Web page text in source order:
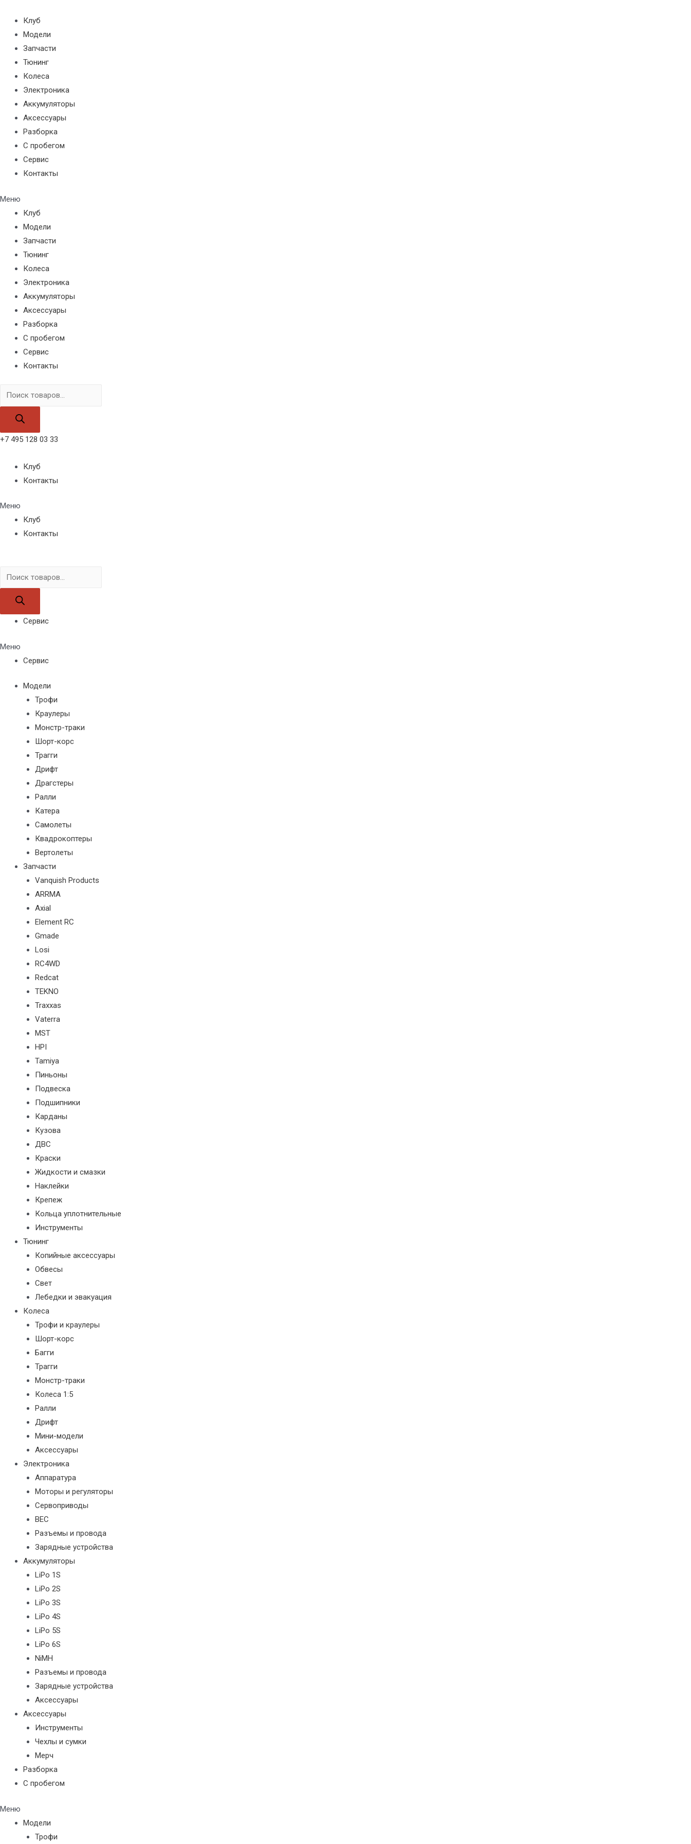
содержимому
Клуб
Модели
Запчасти
Тюнинг
Колеса
Электроника
Аккумуляторы
Аксессуары
Разборка
С пробегом
Сервис
Контакты
Меню
Клуб
Модели
Запчасти
Тюнинг
Колеса
Электроника
Аккумуляторы
Аксессуары
Разборка
С пробегом
Сервис
Контакты
Поиск
товаров
+7 495 128 03 33
Клуб
Контакты
Меню
Клуб
Контакты
Поиск
товаров
Сервис
Меню
Сервис
Модели
Трофи
Краулеры
Монстр-траки
Шорт-корс
Трагги
Дрифт
Драгстеры
Ралли
Катера
Самолеты
Квадрокоптеры
Вертолеты
Запчасти
Vanquish Products
ARRMA
Axial
Element RC
Gmade
Losi
RC4WD
Redcat
TEKNO
Traxxas
Vaterra
MST
HPI
Tamiya
Пиньоны
Подвеска
Подшипники
Карданы
Кузова
ДВС
Краски
Жидкости и смазки
Наклейки
Крепеж
Кольца уплотнительные
Инструменты
Тюнинг
Копийные аксессуары
Обвесы
Свет
Лебедки и эвакуация
Колеса
Трофи и краулеры
Шорт-корс
Багги
Трагги
Монстр-траки
Колеса 1:5
Ралли
Дрифт
Мини-модели
Аксессуары
Электроника
Аппаратура
Моторы и регуляторы
Сервоприводы
BEC
Разъемы и провода
Зарядные устройства
Аккумуляторы
LiPo 1S
LiPo 2S
LiPo 3S
LiPo 4S
LiPo 5S
LiPo 6S
NiMH
Разъемы и провода
Зарядные устройства
Аксессуары
Аксессуары
Инструменты
Чехлы и сумки
Мерч
Разборка
С пробегом
Меню
Модели
Трофи